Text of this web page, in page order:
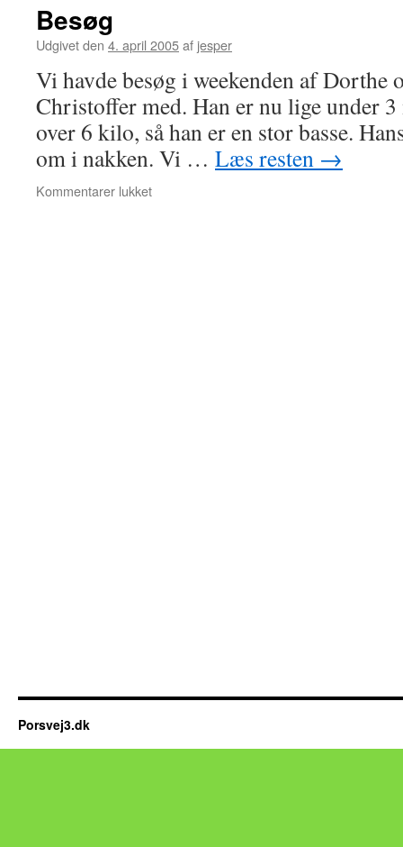
Besøg
Udgivet den 4. april 2005af jesper
Vi havde besøg i weekenden af Dorthe
Christoffer med. Han er nu lige under
over 6 kilo, så han er en stor basse.
om i nakken. Vi … Læs resten →
Kommentarer lukkettil
Porsvej3.dk